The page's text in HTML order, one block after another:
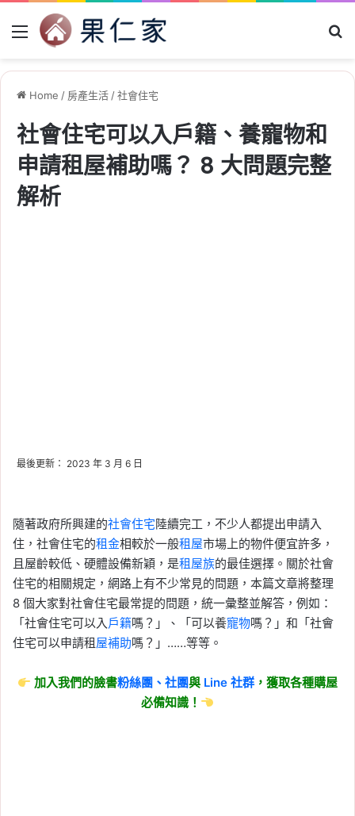
Menu
Home / 房產生活/社會住宅
社會住宅可以入戶籍、養寵物和
申請租屋補助嗎？ 8 大問題完整
解析
最後更新： 2023 年 3 月 6 日
隨著政府所興建的社會住宅陸續完工，不少人都提出申請入
住，社會住宅的租金相較於一般租屋市場上的物件便宜許多，
且屋齡較低、硬體設備新穎，是租屋族的最佳選擇。關於社會
住宅的相關規定，網路上有不少常見的問題，本篇文章將整理
8 個大家對社會住宅最常提的問題，統一彙整並解答，例如：
「社會住宅可以入戶籍嗎？」、「可以養寵物嗎？」和「社會
住宅可以申請租 屋補助嗎？」……等等。
加入我們的臉書粉絲團、社團與 Line社群 ，獲取各種購屋
必備知識！